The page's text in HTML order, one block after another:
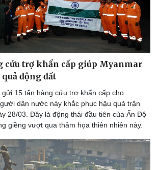
cứu trợ khẩn cấp giúp Myanmar
động đất
gửi 15 tấn hàng cứu trợ khẩn cấp cho
dân nước này khắc phục hậu quả trận
28/03. Đây là động thái đầu tiên của Ấn Độ
giềng vượt qua thảm họa thiên nhiên này.